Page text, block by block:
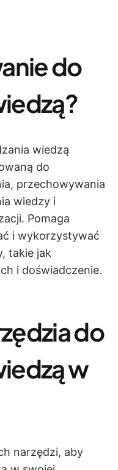
do
wiedzą
do
przechowywania
wiedzy i
Pomaga
i wykorzystywać
takie jak
i doświadczenie.
do
w
narzędzi, aby